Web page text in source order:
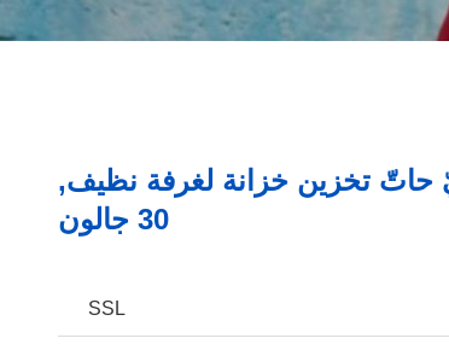
حاتّ تخزين خزانة لغرفة نظيف,
30 جالون
SSL